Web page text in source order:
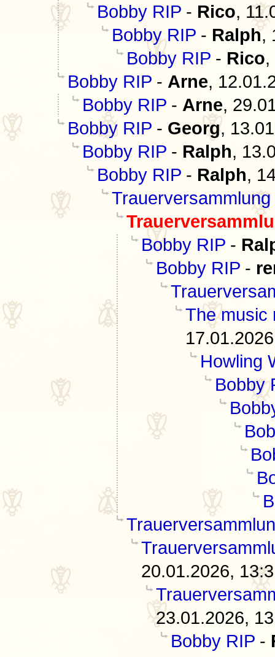
Bobby RIP - Rico,
Bobby RIP - Ralph,
Bobby RIP - Rico,
Bobby RIP - Arne,
Bobby RIP - Arne,
Bobby RIP - Georg,
Bobby RIP - Ralph,
Bobby RIP - Ralph,
Trauerversammlung
Bobby RIP -
Bobby RIP -
The music
Howling
Bobby
20.01.2026,
23.01.2026,
Bobby RIP -